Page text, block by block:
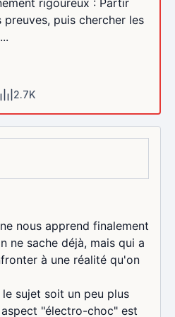
puis chercher les
2.7K
nous apprend finalement
ne sache déjà, mais qui a
à une réalité qu'on
sujet soit un peu plus
"électro-choc" est